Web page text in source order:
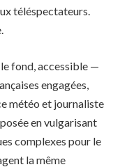
téléspectateurs.
fond, accessible —
engagées,
météo et journaliste
en vulgarisant
complexes pour le
la même